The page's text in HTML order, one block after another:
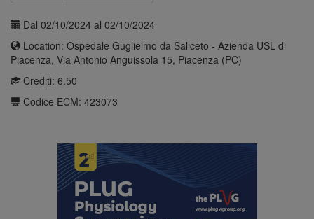
Dal 02/10/2024 al 02/10/2024
Location: Ospedale Guglielmo da Saliceto - Azienda USL di
Piacenza, Via Antonio Anguissola 15, Piacenza (PC)
Crediti: 6.50
Codice ECM: 423073